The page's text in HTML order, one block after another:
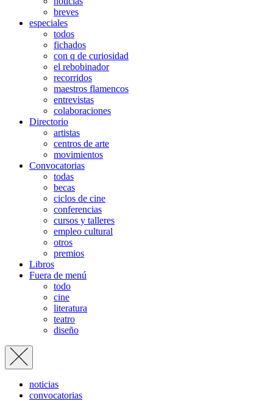
breves
especiales
todos
fichados
con q de curiosidad
el rebobinador
recorridos
maestros flamencos
entrevistas
colaboraciones
Directorio
artistas
centros de arte
movimientos
Convocatorias
todas
becas
ciclos de cine
conferencias
cursos y talleres
empleo cultural
otros
premios
Libros
Fuera de menú
todo
cine
literatura
teatro
diseño
noticias
convocatorias